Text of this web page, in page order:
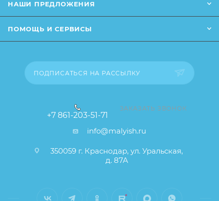
свойства и иные существенные элементы товара и
заказа остаются без изменений.
НАШИ ПРЕДЛОЖЕНИЯ
ПОМОЩЬ И СЕРВИСЫ
ПОДПИСАТЬСЯ НА РАССЫЛКУ
+7 861-203-51-71
ЗАКАЗАТЬ ЗВОНОК
info@malyish.ru
350059 г. Краснодар, ул. Уральская,
д. 87А